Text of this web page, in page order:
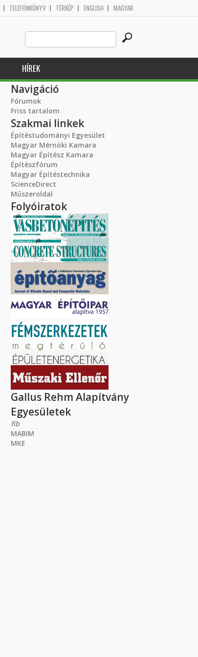
TELEFONKÖNYV TÉRKÉP ENGLISH MAGYAR
Search
this
site
HÍREK
Navigáció
Fórumok
Friss tartalom
Szakmai linkek
Építéstudományi Egyesület
Magyar Mérnöki Kamara
Magyar Építész Kamara
Építészfórum
Magyar Építéstechnika
ScienceDirect
Műszeroldal
Folyóiratok
Gallus Rehm Alapítvány
Egyesületek
fib
MABIM
MKE